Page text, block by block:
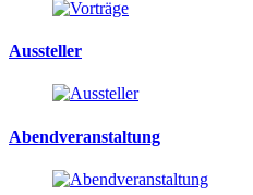
Aussteller
Abendveranstaltung